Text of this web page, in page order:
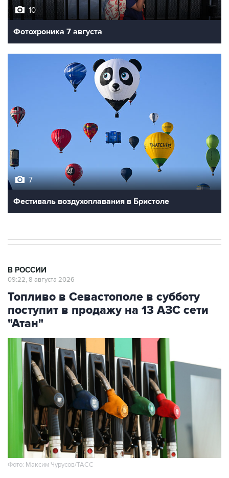
10
Фотохроника 7 августа
7
Фестиваль воздухоплавания в Бристоле
В РОССИИ
09:22, 8 августа 2026
Топливо в Севастополе в субботу
поступит в продажу на 13 АЗС сети
"Атан"
Фото: Максим Чурусов/ТАСС